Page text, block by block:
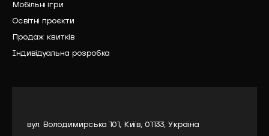
вул. Володимирська 101, Київ, 01133, Україна
Мобільні ігри
Освітні проєкти
Продаж квитків
Індивідуальна розробка